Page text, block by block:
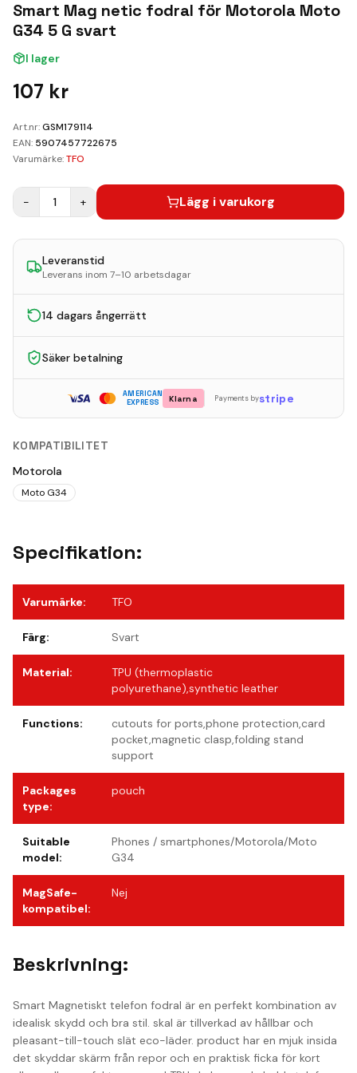
Kundvagn
Smart Mag netic fodral för Motorola Moto
G34 5 G svart
I lager
107 kr
Art.nr:GSM179114
EAN: 5907457722675
Varumärke:TFO
− 1 + Lägg i varukorg
Leveranstid
Leverans inom 7–10 arbetsdagar
14 dagars ångerrätt
Säker betalning
AMERICAN
EXPRESS
Klarna Payments bystripe
KOMPATIBILITET
Motorola
Moto G34
Specifikation:
Varumärke: TFO
Färg: Svart
Material:
TPU (thermoplastic
polyurethane),synthetic leather
Functions:
cutouts for ports,phone protection,card
pocket,magnetic clasp,folding stand
support
Packages
type:
pouch
Suitable
model:
Phones / smartphones/Motorola/Moto
G34
MagSafe-
kompatibel:
Nej
Beskrivning:
Smart Magnetiskt telefon fodral är en perfekt kombination av
idealisk skydd och bra stil. skal är tillverkad av hållbar och
pleasant-till-touch slät eco-läder. product har en mjuk insida
det skyddar skärm från repor och en praktisk ficka för kort